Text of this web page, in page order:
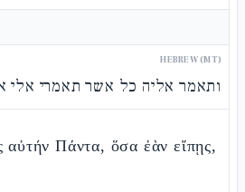
HEBREW (MT)
ותאמר אליה כל אשר תאמרי אלי
αὐτήν Πάντα, ὅσα ἐὰν εἴπῃς,